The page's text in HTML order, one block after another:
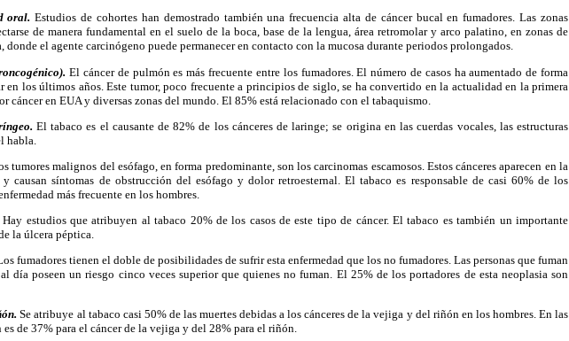
oral. Estudios de cohortes han demostrado también una frecuencia alta de cáncer bucal en fumadores. Las zonas
de manera fundamental en el suelo de la boca, base de la lengua, área retromolar y arco palatino, en zonas de
donde el agente carcinógeno puede permanecer en contacto con la mucosa durante periodos prolongados.
El cáncer de pulmón es más frecuente entre los fumadores. El número de casos ha aumentado de forma
en los últimos años. Este tumor, poco frecuente a principios de siglo, se ha convertido en la actualidad en la primera
cáncer en EUA y diversas zonas del mundo. El 85% está relacionado con el tabaquismo.
El tabaco es el causante de 82% de los cánceres de laringe; se origina en las cuerdas vocales, las estructuras
habla.
tumores malignos del esófago, en forma predominante, son los carcinomas escamosos. Estos cánceres aparecen en la
y causan síntomas de obstrucción del esófago y dolor retroesternal. El tabaco es responsable de casi 60% de los
más frecuente en los hombres.
Hay estudios que atribuyen al tabaco 20% de los casos de este tipo de cáncer. El tabaco es también un importante
la úlcera péptica.
fumadores tienen el doble de posibilidades de sufrir esta enfermedad que los no fumadores. Las personas que fuman
día poseen un riesgo cinco veces superior que quienes no fuman. El 25% de los portadores de esta neoplasia son
Se atribuye al tabaco casi 50% de las muertes debidas a los cánceres de la vejiga y del riñón en los hombres. En las
de 37% para el cáncer de la vejiga y del 28% para el riñón.